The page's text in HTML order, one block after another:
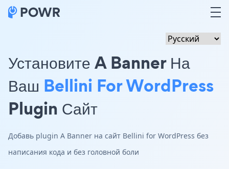
Установите A Banner На
Ваш Bellini For WordPress
Plugin Сайт
Добавь plugin A Banner на сайт Bellini for WordPress без
написания кода и без головной боли